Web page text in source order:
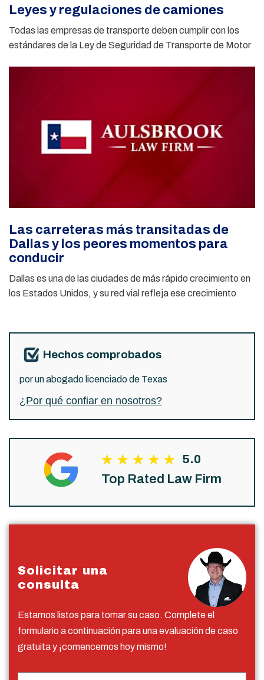
Leyes y regulaciones de camiones
Todas las empresas de transporte deben cumplir con los
estándares de la Ley de Seguridad de Transporte de Motor
Las carreteras más transitadas de
Dallas y los peores momentos para
conducir
Dallas es una de las ciudades de más rápido crecimiento en
los Estados Unidos, y su red vial refleja ese crecimiento
Hechos comprobados
por un abogado licenciado de Texas
¿Por qué confiar en nosotros?
5.0
Top Rated Law Firm
Solicitar una
consulta
Estamos listos para tomar su caso. Complete el
formulario a continuación para una evaluación de caso
gratuita y ¡comencemos hoy mismo!